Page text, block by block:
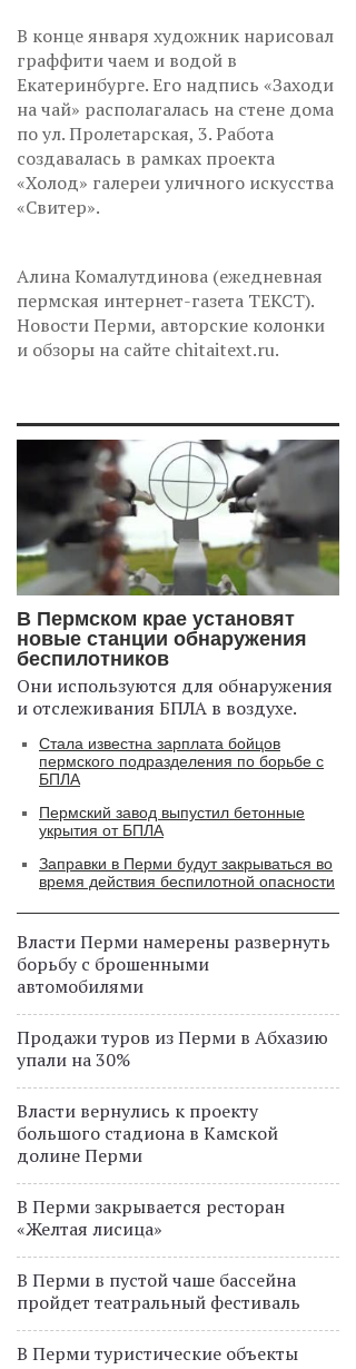
В конце января художник нарисовал
граффити чаем и водой в
Екатеринбурге. Его надпись «Заходи
на чай» располагалась на стене дома
по ул. Пролетарская, 3. Работа
создавалась в рамках проекта
«Холод» галереи уличного искусства
«Свитер».
Алина Комалутдинова (ежедневная
пермская интернет-газета ТЕКСТ).
Новости Перми, авторские колонки
и обзоры на сайте chitaitext.ru.
В Пермском крае установят
новые станции обнаружения
беспилотников
Они используются для обнаружения
и отслеживания БПЛА в воздухе.
Стала известна зарплата бойцов
пермского подразделения по борьбе с
БПЛА
Пермский завод выпустил бетонные
укрытия от БПЛА
Заправки в Перми будут закрываться во
время действия беспилотной опасности
Власти Перми намерены развернуть
борьбу с брошенными
автомобилями
Продажи туров из Перми в Абхазию
упали на 30%
Власти вернулись к проекту
большого стадиона в Камской
долине Перми
В Перми закрывается ресторан
«Желтая лисица»
В Перми в пустой чаше бассейна
пройдет театральный фестиваль
В Перми туристические объекты